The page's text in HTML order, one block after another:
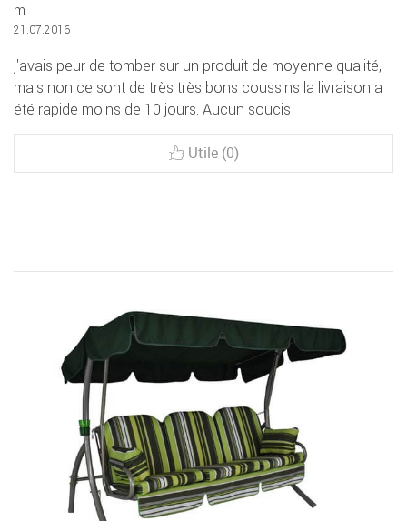
m.
21.07.2016
j'avais peur de tomber sur un produit de moyenne qualité,
mais non ce sont de très très bons coussins la livraison a
été rapide moins de 10 jours. Aucun soucis
Utile (0)